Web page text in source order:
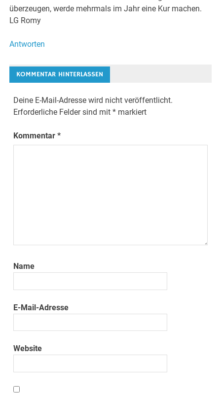
überzeugen, werde mehrmals im Jahr eine Kur machen.
LG Romy
Antworten
KOMMENTAR HINTERLASSEN
Deine E-Mail-Adresse wird nicht veröffentlicht.
Erforderliche Felder sind mit* markiert
Kommentar*
Name
E-Mail-Adresse
Website